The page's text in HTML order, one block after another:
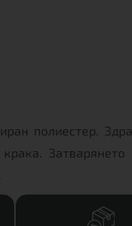
полиестер.